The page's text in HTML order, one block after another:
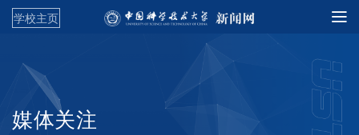
学校主页
媒体关注